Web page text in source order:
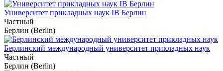
Университет прикладных наук IB Берлин
Частный
Берлин (Berlin)
Берлинский международный университет прикладных наук
Частный
Берлин (Berlin)